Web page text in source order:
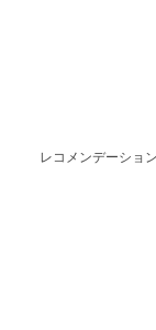
レコメンデーショ